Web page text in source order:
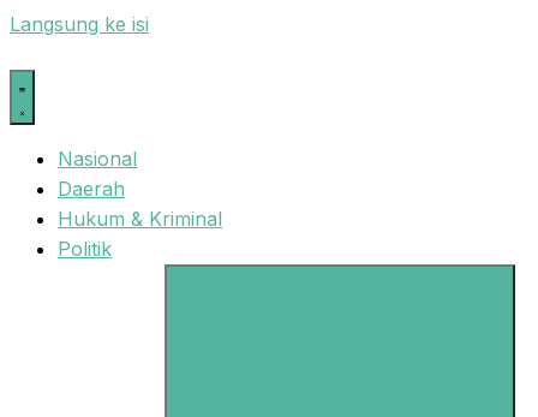
Langsung ke isi
Nasional
Daerah
Hukum & Kriminal
Politik